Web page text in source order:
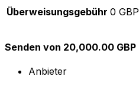
Überweisungsgebühr 0 GBP
Senden von 20,000.00 GBP
Anbieter